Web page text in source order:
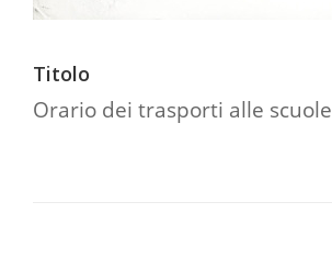
Titolo
Orario dei trasporti alle scuole